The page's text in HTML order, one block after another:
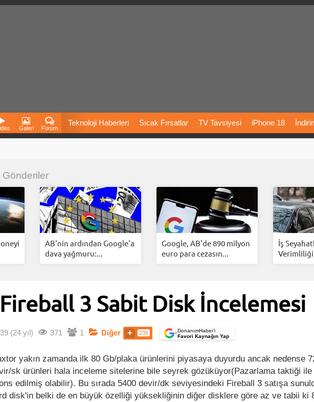
Galeri Forum
Teknoloji Haberleri Sıcak Fırsatlar TV Tavsiyesi iPhone 18
İnstagram Dondurma İnstagram Mü
Gönderiler
AB'nin ardından Google'a
dava yağmuru:...
Google, AB'de 890 milyon
euro para cezasın...
İş
3 Sabit Disk İncelemesi
(24 yıl) 371 1 Diğer 236 +DonanımHaber’i
Favori Kaynağın Yap
yakın zamanda ilk 80 Gb/plaka ürünlerini piyasaya duyurdu ancak nedense
sk ürünleri hala inceleme sitelerine bile seyrek gözüküyor(Pazarlama taktiği ile
edilmiş olabilir). Bu sırada 5400 devir/dk seviyesindeki Fireball 3 satışa
disk'in belki de en büyük özelliği yüksekliğinin diğer disklere göre az ve tabii ki